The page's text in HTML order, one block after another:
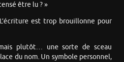
être lu ? »
est trop brouillonne pour
plutôt… une sorte de sceau
du nom. Un symbole personnel,